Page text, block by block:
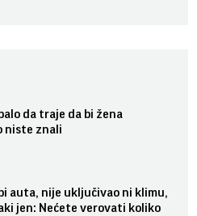
da traje da bi žena
niste znali
auta, nije uključivao ni klimu,
jen: Nećete verovati koliko